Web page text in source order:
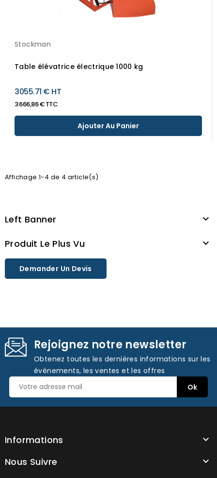
Stockman
Table élévatrice électrique 1000 kg
3055.71 € HT
3 666,86 € TTC
Ajouter Au Panier
Affichage 1-4 de 4 article(s)
Left Banner 
Produit Le Plus Vu 
Demander Un Devis
Rejoignez notre newsletter
Obtenez toutes les dernières informations sur les
événements, les ventes et les offres
Informations 
Nous Suivre 